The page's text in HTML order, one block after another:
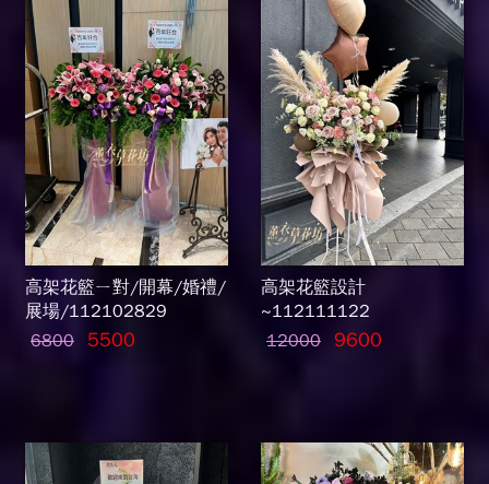
高架花籃ㄧ對/開幕/婚禮/
展場/112102829
6800
5500
高架花籃設計
~112111122
12000 9600